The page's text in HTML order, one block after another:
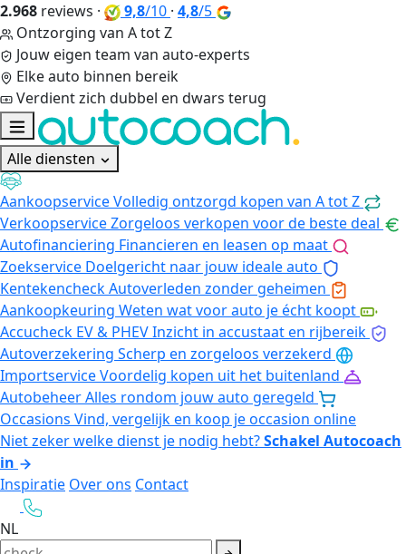
2.968 reviews · 9,8/10 · 4,8/5
Ontzorging van A tot Z
Jouw eigen team van auto-experts
Elke auto binnen bereik
Verdient zich dubbel en dwars terug
Alle diensten
AankoopserviceVolledig ontzorgd kopen van A tot Z
VerkoopserviceZorgeloos verkopen voor de beste deal
Autofinanciering Financieren en leasen op maat
Zoekservice Doelgericht naar jouw ideale auto
KentekencheckAutoverleden zonder geheimen
Aankoopkeuring Weten wat voor auto je écht koopt
Accucheck EV & PHEVInzicht in accustaat en rijbereik
Autoverzekering Scherp en zorgeloos verzekerd
ImportserviceVoordelig kopen uit het buitenland
AutobeheerAlles rondom jouw auto geregeld
Occasions Vind, vergelijk en koop je occasion online
Niet zeker welke dienst je nodig hebt?Schakel Autocoach
in
Inspiratie Over ons Contact
NL